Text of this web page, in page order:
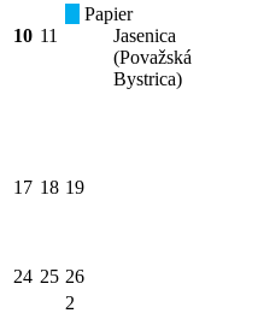
10 11
Papier
Jasenica
(Považská
Bystrica)
17 18 19
24 25 26
2